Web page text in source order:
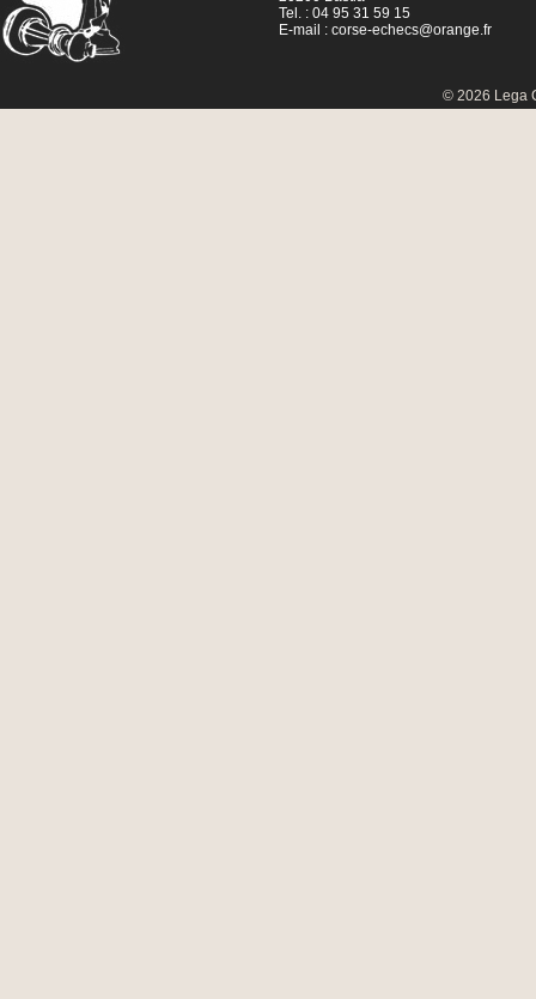
Tel. : 04 95 31 59 15
E-mail :corse-echecs@orange.fr
© 2026 Lega